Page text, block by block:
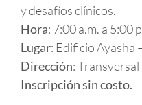
y desafíos clínicos.
Hora: 7:00 a.m. a 5:00
Lugar: Edificio Ayasha
Dirección:
Inscripción sin costo.